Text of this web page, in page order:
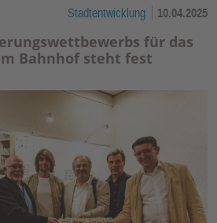
Stadtentwicklung 10.04.2025
für das
Bahnhof steht fest